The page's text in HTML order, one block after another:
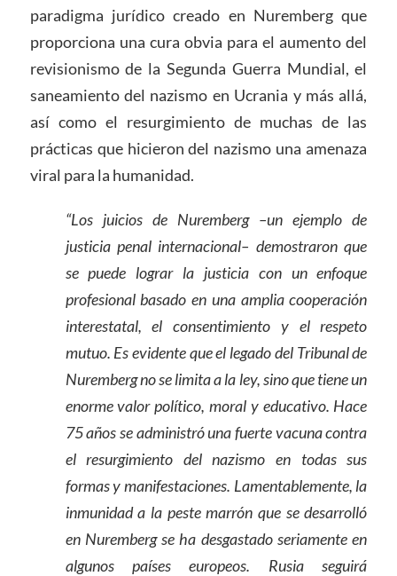
paradigma jurídico creado en Nuremberg que
proporciona una cura obvia para el aumento del
revisionismo de la Segunda Guerra Mundial, el
saneamiento del nazismo en Ucrania y más allá,
así como el resurgimiento de muchas de las
prácticas que hicieron del nazismo una amenaza
viral para la humanidad.
“Los juicios de Nuremberg –un ejemplo de
justicia penal internacional– demostraron que
se puede lograr la justicia con un enfoque
profesional basado en una amplia cooperación
interestatal, el consentimiento y el respeto
mutuo. Es evidente que el legado del Tribunal de
Nuremberg no se limita a la ley, sino que tiene un
enorme valor político, moral y educativo. Hace
75 años se administró una fuerte vacuna contra
el resurgimiento del nazismo en todas sus
formas y manifestaciones. Lamentablemente, la
inmunidad a la peste marrón que se desarrolló
en Nuremberg se ha desgastado seriamente en
algunos países europeos. Rusia seguirá